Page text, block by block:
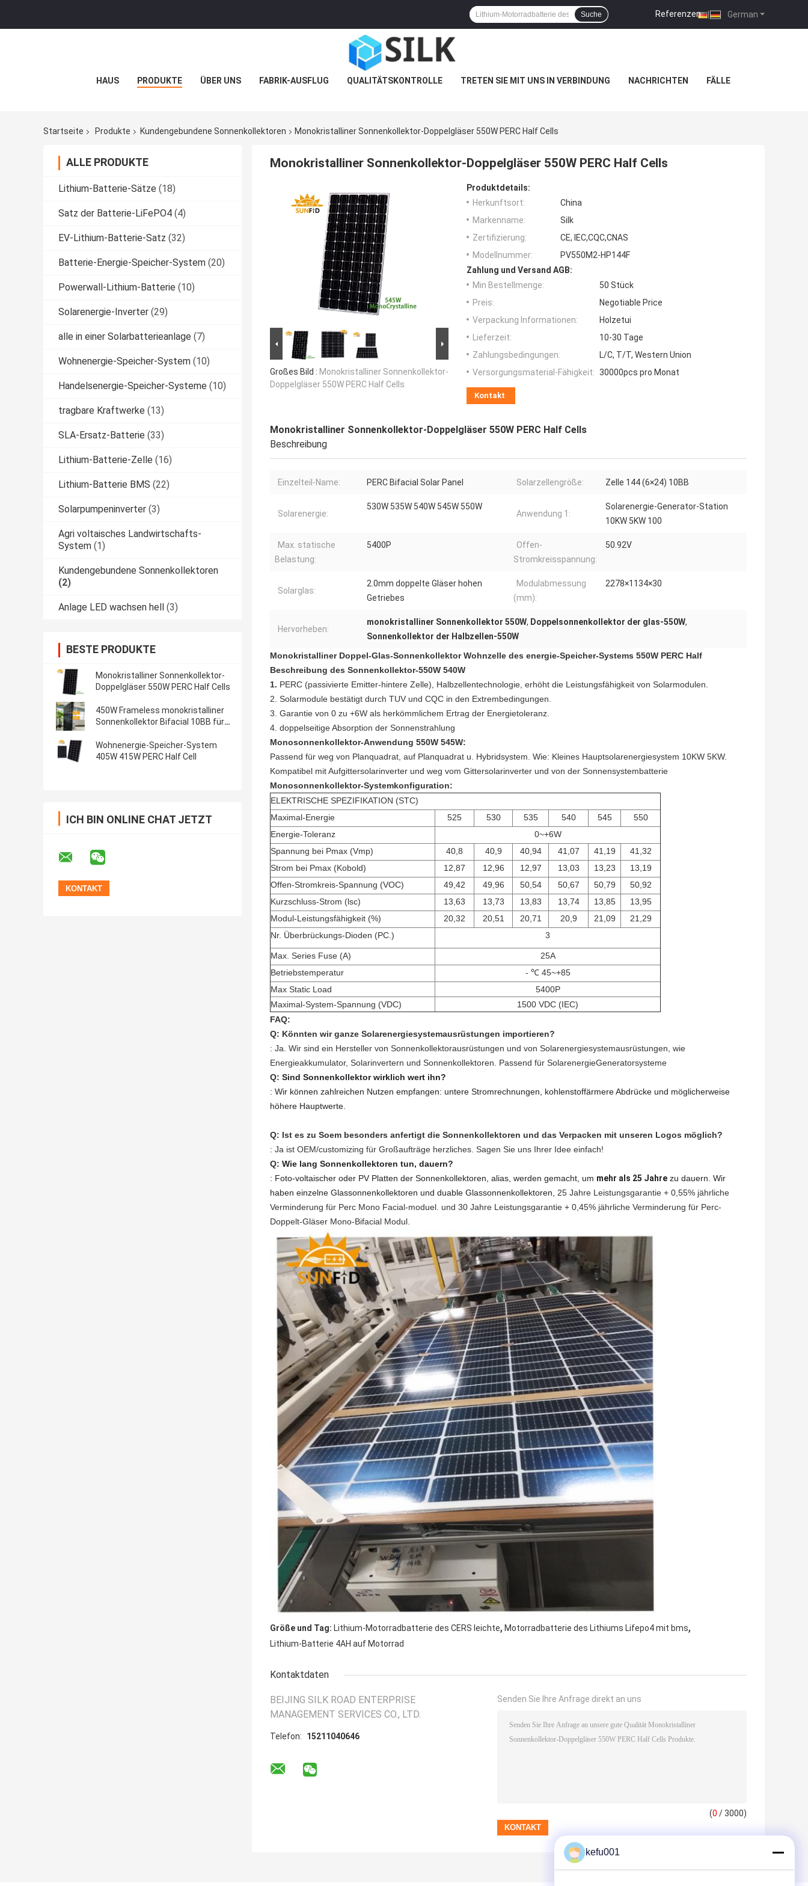
German
Referenzen |
Suche
HAUS PRODUKTE ÜBER UNS FABRIK-AUSFLUG QUALITÄTSKONTROLLE TRETEN SIE MIT UNS IN VERBINDUNG NACHRICHTEN FÄLLE
Startseite Produkte Kundengebundene Sonnenkollektoren Monokristalliner Sonnenkollektor-Doppelgläser 550W PERC Half Cells
ALLE PRODUKTE
Lithium-Batterie-Sätze (18)
Satz der Batterie-LiFePO4 (4)
EV-Lithium-Batterie-Satz (32)
Batterie-Energie-Speicher-System (20)
Powerwall-Lithium-Batterie (10)
Solarenergie-Inverter (29)
alle in einer Solarbatterieanlage (7)
Wohnenergie-Speicher-System (10)
Handelsenergie-Speicher-Systeme (10)
tragbare Kraftwerke (13)
SLA-Ersatz-Batterie (33)
Lithium-Batterie-Zelle (16)
Lithium-Batterie BMS (22)
Solarpumpeninverter (3)
Agri voltaisches Landwirtschafts-
System (1)
Kundengebundene Sonnenkollektoren
(2)
Anlage LED wachsen hell (3)
BESTE PRODUKTE
Monokristalliner Sonnenkollektor-
Doppelgläser 550W PERC Half Cells
450W Frameless monokristalliner
Sonnenkollektor Bifacial 10BB für
Wohnenergie-Speicher-System
405W 415W PERC Half Cell
ICH BIN ONLINE CHAT JETZT
Monokristalliner Sonnenkollektor-Doppelgläser 550W PERC Half Cells
Großes Bild : Monokristalliner Sonnenkollektor-
Doppelgläser 550W PERC Half Cells
Produktdetails:
Herkunftsort:
China
Markenname:
Silk
Zertifizierung:
CE, IEC,CQC,CNAS
Modellnummer:
PV550M2-HP144F
Zahlung und Versand AGB:
Min Bestellmenge:
50 Stück
Preis:
Negotiable Price
Verpackung Informationen:
Holzetui
Lieferzeit:
10-30 Tage
Zahlungsbedingungen:
L/C, T/T, Western Union
Versorgungsmaterial-Fähigkeit: 30000pcs pro Monat
Kontakt
Monokristalliner Sonnenkollektor-Doppelgläser 550W PERC Half Cells
Beschreibung
Einzelteil-Name: PERC Bifacial Solar Panel Solarzellengröße: Zelle 144 (6×24) 10BB
Solarenergie:
530W 535W 540W 545W 550W
Anwendung 1:
Solarenergie-Generator-Station
10KW 5KW 100
Max. statische
Belastung:
5400P
Offen-
Stromkreisspannung:
50.92V
Solarglas:
2.0mm doppelte Gläser hohen
Getriebes
Modulabmessung
(mm):
2278×1134×30
Hervorheben:
monokristalliner Sonnenkollektor 550W, Doppelsonnenkollektor der glas-550W,
Sonnenkollektor der Halbzellen-550W
Monokristalliner Doppel-Glas-Sonnenkollektor Wohnzelle des energie-Speicher-Systems 550W PERC Half
Beschreibung des Sonnenkollektor-550W 540W
1. PERC (passivierte Emitter-hintere Zelle), Halbzellentechnologie, erhöht die Leistungsfähigkeit von Solarmodulen.
2. Solarmodule bestätigt durch TUV und CQC in den Extrembedingungen.
3. Garantie von 0 zu +6W als herkömmlichem Ertrag der Energietoleranz.
4. doppelseitige Absorption der Sonnenstrahlung
Monosonnenkollektor-Anwendung 550W 545W:
Passend für weg von Planquadrat, auf Planquadrat u. Hybridsystem. Wie: Kleines Hauptsolarenergiesystem 10KW 5KW.
Kompatibel mit Aufgittersolarinverter und weg vom Gittersolarinverter und von der Sonnensystembatterie
Monosonnenkollektor-Systemkonfiguration:
ELEKTRISCHE SPEZIFIKATION (STC)
Maximal-Energie
525 530 535 540 545
550
Energie-Toleranz
0~+6W
Spannung bei Pmax (Vmp)
40,8 40,9 40,94 41,07 41,19
41,32
Strom bei Pmax (Kobold)
12,87 12,96 12,97 13,03 13,23
13,19
Offen-Stromkreis-Spannung (VOC)
49,42 49,96 50,54 50,67 50,79
50,92
Kurzschluss-Strom (lsc)
13,63 13,73 13,83 13,74 13,85
13,95
Modul-Leistungsfähigkeit (%)
20,32 20,51 20,71 20,9 21,09
21,29
Nr. Überbrückungs-Dioden (PC.)
3
Max. Series Fuse (A)
25A
Betriebstemperatur
- ℃ 45~+85
Max Static Load
5400P
Maximal-System-Spannung (VDC)
1500 VDC (IEC)
FAQ:
Q: Könnten wir ganze Solarenergiesystemausrüstungen importieren?
: Ja. Wir sind ein Hersteller von Sonnenkollektorausrüstungen und von Solarenergiesystemausrüstungen, wie
Energieakkumulator, Solarinvertern und Sonnenkollektoren. Passend für SolarenergieGeneratorsysteme
Q: Sind Sonnenkollektor wirklich wert ihn?
: Wir können zahlreichen Nutzen empfangen: untere Stromrechnungen, kohlenstoffärmere Abdrücke und möglicherweise
höhere Hauptwerte.
Q: Ist es zu Soem besonders anfertigt die Sonnenkollektoren und das Verpacken mit unseren Logos möglich?
: Ja ist OEM/customizing für Großaufträge herzliches. Sagen Sie uns Ihrer Idee einfach!
Q: Wie lang Sonnenkollektoren tun, dauern?
: Foto-voltaischer oder PV Platten der Sonnenkollektoren, alias, werden gemacht, um mehr als 25 Jahre zu dauern. Wir
haben einzelne Glassonnenkollektoren und duable Glassonnenkollektoren, 25 Jahre Leistungsgarantie + 0,55% jährliche
Verminderung für Perc Mono Facial-moduel. und 30 Jahre Leistungsgarantie + 0,45% jährliche Verminderung für Perc-
Doppelt-Gläser Mono-Bifacial Modul.
Größe und Tag: Lithium-Motorradbatterie des CERS leichte, Motorradbatterie des Lithiums Lifepo4 mit bms,
Lithium-Batterie 4AH auf Motorrad
Kontaktdaten
BEIJING SILK ROAD ENTERPRISE
MANAGEMENT SERVICES CO., LTD.
Telefon: 15211040646
Senden Sie Ihre Anfrage direkt an uns
(0 / 3000)
kefu001